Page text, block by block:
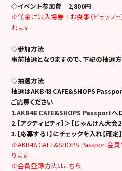
◇イベント参加費 2,800円
※代金には入場券＋お食事（ビュッフェ
れます
◇参加方法
事前抽選となりますので、下記の抽選方
◇抽選方法
抽選はAKB48 CAFE&SHOPS
ご応募ください
1.AKB48 CAFE&SHOPS Passportへ
2.【アクティビティ】＞【じゃんけん大
3.【応募する！】にチェックを入れ【確定
※AKB48 CAFE&SHOPS Passport会
ります
※会員登録方法はこちら